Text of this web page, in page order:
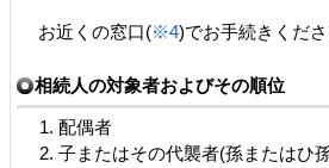
お近くの窓口(※4)でお手続きくださ
相続人の対象者およびその順位
配偶者
子またはその代襲者(孫またはひ